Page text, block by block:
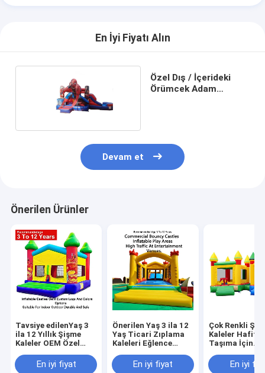
En İyi Fiyatı Alın
Özel Dış / İçerideki
Örümcek Adam
Devam et
Önerilen Ürünler
Tavsiye edilenYaş 3
ila 12 Yıllık Şişme
Kaleler OEM Özel
Seçenekleri İçeride
Dışarıda Uygun
En iyi fiyat
Önerilen Yaş 3 ila 12
Yaş Ticari Zıplama
Kaleleri Eğlence
Trafik İçin
Tasarlanmış Şişme
En iyi fiyat
Çok Renkli
Kaleler Hafif
Taşıma İçin
Lbs'ye Kadar
Kapasitesiyle
En iyi